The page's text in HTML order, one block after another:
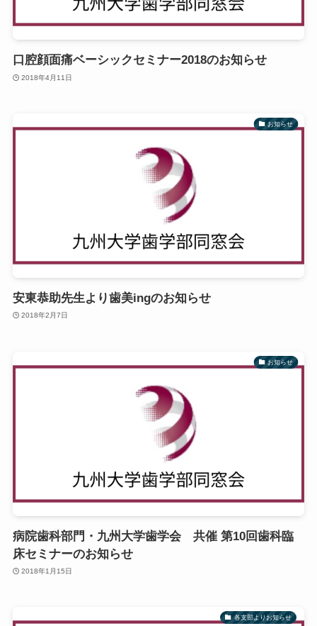
口腔顔面痛ベーシックセミナー2018のお知らせ
2018年4月11日
お知らせ
安東恭助先生より歯美ingのお知らせ
2018年2月7日
お知らせ
病院歯科部門・九州大学歯学会 共催 第10回歯科臨
床セミナーのお知らせ
2018年1月15日
各支部よりお知らせ